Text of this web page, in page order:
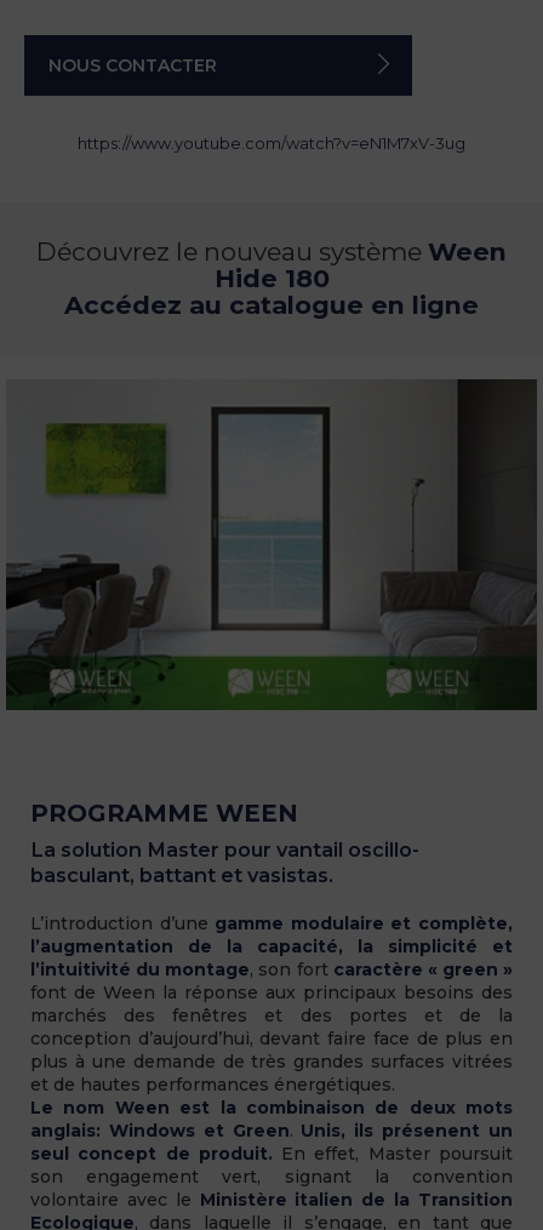
NOUS CONTACTER
https://www.youtube.com/watch?v=eN1M7xV-3ug
Découvrez le nouveau système Ween
Hide 180
Accédez au catalogue en ligne
PROGRAMME WEEN
La solution Master pour vantail oscillo-
basculant, battant et vasistas.
L’introduction d’une gamme modulaire et complète,
l’augmentation de la capacité, la simplicité et
l’intuitivité du montage, son fortcaractère « green »
font de Ween la réponse aux principaux besoins des
marchés des fenêtres et des portes et de la
conception d’aujourd’hui, devant faire face de plus en
plus à une demande de très grandes surfaces vitrées
et de hautes performances énergétiques.
Le nom Ween est la combinaison de deux mots
anglais: Windows et Green. Unis, ils présenent un
seul concept de produit. En effet, Master poursuit
son engagement vert, signant la convention
volontaire avec le Ministère italien de la Transition
Ecologique, dans laquelle il s’engage, en tant que